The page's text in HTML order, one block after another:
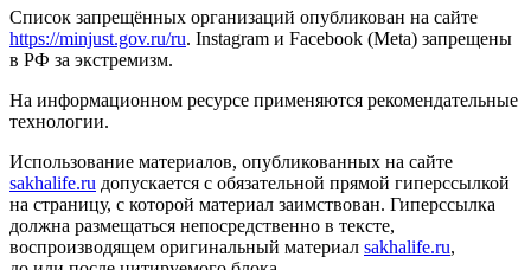
Список запрещённых организаций опубликован на сайте
https://minjust.gov.ru/ru. Instagram и Facebook (Metа) запрещены
в РФ за экстремизм.
На информационном ресурсе применяются рекомендательные
технологии.
Использование материалов, опубликованных на сайте
sakhalife.ru допускается с обязательной прямой гиперссылкой
на страницу, с которой материал заимствован. Гиперссылка
должна размещаться непосредственно в тексте,
воспроизводящем оригинальный материал sakhalife.ru,